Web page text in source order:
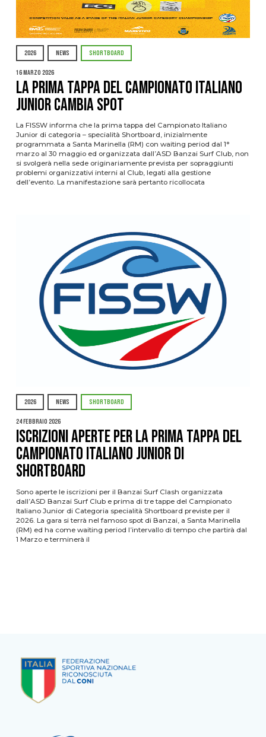
2026 NEWS SHORTBOARD
16 Marzo 2026
La prima tappa del Campionato Italiano
Junior cambia spot
La FISSW informa che la prima tappa del Campionato Italiano
Junior di categoria – specialità Shortboard, inizialmente
programmata a Santa Marinella (RM) con waiting period dal 1°
marzo al 30 maggio ed organizzata dall’ASD Banzai Surf Club, non
si svolgerà nella sede originariamente prevista per sopraggiunti
problemi organizzativi interni al Club, legati alla gestione
dell’evento. La manifestazione sarà pertanto ricollocata
2026 NEWS SHORTBOARD
24 Febbraio 2026
Iscrizioni aperte per la prima tappa del
Campionato Italiano Junior di
Shortboard
Sono aperte le iscrizioni per il Banzai Surf Clash organizzata
dall’ASD Banzai Surf Club e prima di tre tappe del Campionato
Italiano Junior di Categoria specialità Shortboard previste per il
2026. La gara si terrà nel famoso spot di Banzai, a Santa Marinella
(RM) ed ha come waiting period l’intervallo di tempo che partirà dal
1 Marzo e terminerà il